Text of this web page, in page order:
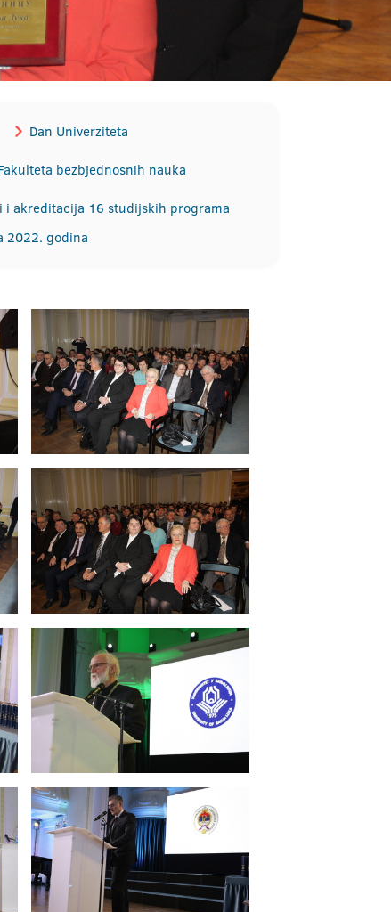
Dan Univerziteta
bezbjednosnih nauka
i akreditacija 16 studijskih programa
2022. godina